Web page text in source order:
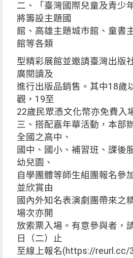
二、「臺灣國際兒童及青少
將籌設主題國
館、高雄主題城市館、童書
館等各類
型精彩展館並邀請臺灣出版
廣閱讀及
進行出版品銷售。其中18歲
觀，19至
22歲民眾憑文化幣亦免費入
三、搭配嘉年華活動，本部
全國之高中、
國中、國小、補習班、課後
幼兒園、
自學團體等師生組團報名參
並欣賞由
國內外知名表演劇團帶來之
場次亦開
放索票入場。有意參與者，
日（二）止
至線上報名(https://reurl.cc/